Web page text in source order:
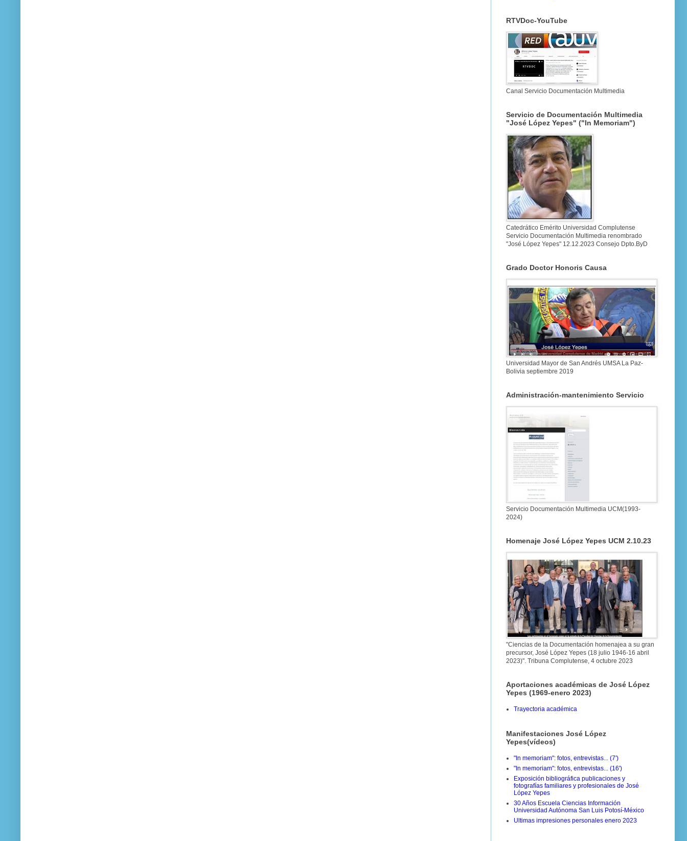
RTVDoc-YouTube
Canal Servicio Documentación Multimedia
Servicio de Documentación Multimedia
"José López Yepes" ("In Memoriam")
Catedrático Emérito Universidad Complutense
Servicio Documentación Multimedia renombrado
"José López Yepes" 12.12.2023 Consejo Dpto.ByD
Grado Doctor Honoris Causa
Universidad Mayor de San Andrés UMSA La Paz-
Bolivia septiembre 2019
Administración-mantenimiento Servicio
Servicio Documentación Multimedia UCM(1993-
2024)
Homenaje José López Yepes UCM 2.10.23
"Ciencias de la Documentación homenajea a su gran
precursor, José López Yepes (18 julio 1946-16 abril
2023)". Tribuna Complutense, 4 octubre 2023
Aportaciones académicas de José López
Yepes (1969-enero 2023)
Trayectoria académica
Manifestaciones José López
Yepes(vídeos)
"In memoriam": fotos, entrevistas... (7')
"In memoriam": fotos, entrevistas... (16')
Exposición bibliográfica publicaciones y
fotografías familiares y profesionales de José
López Yepes
30 Años Escuela Ciencias Información
Universidad Autónoma San Luis Potosí-México
Ultimas impresiones personales enero 2023